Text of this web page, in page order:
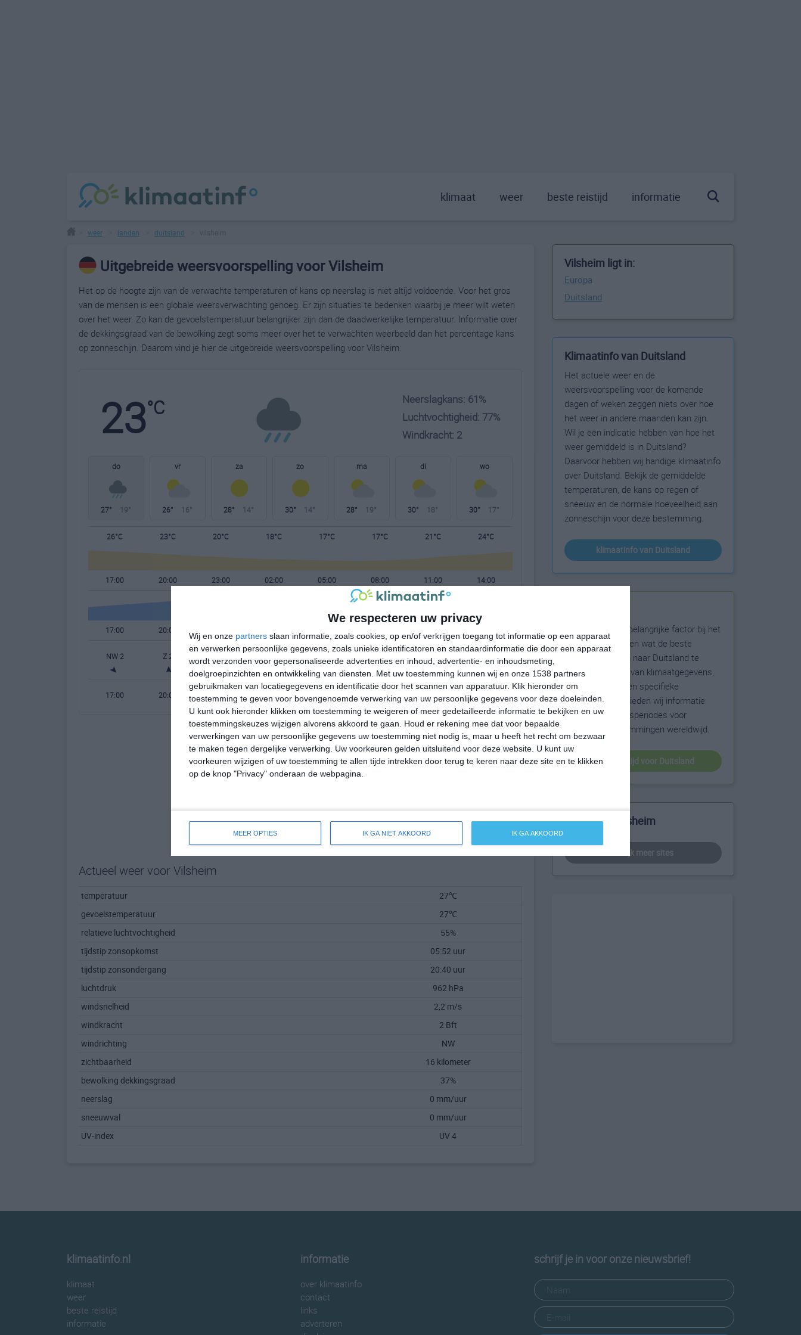
We respecteren uw privacy
Wij en onze partners slaan informatie, zoals cookies, op en/of verkrijgen toegang tot informatie op een apparaat
en verwerken persoonlijke gegevens, zoals unieke identificatoren en standaardinformatie die door een apparaat
wordt verzonden voor gepersonaliseerde advertenties en inhoud, advertentie- en inhoudsmeting,
doelgroepinzichten en ontwikkeling van diensten.
Met uw toestemming kunnen wij en onze 1538 partners
gebruikmaken van locatiegegevens en identificatie door het scannen van apparatuur. Klik hieronder om
toestemming te geven voor bovengenoemde verwerking van uw persoonlijke gegevens voor deze doeleinden.
U kunt ook hieronder klikken om toestemming te weigeren of meer gedetailleerde informatie te bekijken en uw
toestemmingskeuzes wijzigen alvorens akkoord te gaan.
Houd er rekening mee dat voor bepaalde
verwerkingen van uw persoonlijke gegevens uw toestemming niet nodig is, maar u heeft het recht om bezwaar
te maken tegen dergelijke verwerking. Uw voorkeuren gelden uitsluitend voor deze website. U kunt uw
voorkeuren wijzigen of uw toestemming te allen tijde intrekken door terug te keren naar deze site en te klikken
op de knop "Privacy" onderaan de webpagina.
MEER OPTIES IK GA NIET AKKOORD IK GA AKKOORD
klimaat weer beste reistijd informatie
weer landen duitsland
Uitgebreide weersvoorspelling voor Vilsheim
Het op de hoogte zijn van de verwachte temperaturen of kans op neerslag is niet altijd voldoende. Voor het gros
van de mensen is een globale weersverwachting genoeg. Er zijn situaties te bedenken waarbij je meer wilt weten
over het weer. Zo kan de gevoelstemperatuur belangrijker zijn dan de daadwerkelijke temperatuur. Informatie over
de dekkingsgraad van de bewolking zegt soms meer over het te verwachten weerbeeld dan het percentage kans
op zonneschijn. Daarom vind je hier de uitgebreide weersvoorspelling voor Vilsheim.
23°C
Neerslagkans: 61%
Luchtvochtigheid: 77%
Windkracht: 2
do
27° 19°
vr
26° 16°
za
28° 14°
zo
30° 14°
ma
28° 19°
di
30° 18°
wo
30° 17°
26°C 23°C 20°C 18°C 17°C 17°C 21°C 24°C
17:00 20:00 23:00 02:00 05:00 08:00 11:00 14:00
17:00 20:00
NW 2 Z 2 W 1 NW 1 NNW 2
17:00 20:00 23:00 08:00
Actueel weer voor Vilsheim
temperatuur
27℃
gevoelstemperatuur
27℃
relatieve luchtvochtigheid
55%
tijdstip zonsopkomst
05:52 uur
tijdstip zonsondergang
20:40 uur
luchtdruk
962 hPa
windsnelheid
2,2 m/s
windkracht
2 Bft
windrichting
NW
zichtbaarheid
16 kilometer
bewolking dekkingsgraad
37%
neerslag
0 mm/uur
sneeuwval
0 mm/uur
UV-index
UV 4
Vilsheim ligt in:
Europa
Duitsland
Klimaatinfo van Duitsland
Het actuele weer en de
weersvoorspelling voor de komende
dagen of weken zeggen niets over hoe
het weer in andere maanden kan zijn.
Wil je een indicatie hebben van hoe het
weer gemiddeld is in Duitsland?
Daarvoor hebben wij handige klimaatinfo
over Duitsland. Bekijk de gemiddelde
temperaturen, de kans op regen of
sneeuw en de normale hoeveelheid aan
zonneschijn voor deze bestemming.
klimaatinfo van Duitsland
Het weer is een belangrijke factor bij het
reizen. Wil je weten wat de beste
maanden zijn om naar Duitsland te
reizen? Op basis van klimaatgegevens,
weersextremen en specifieke
weerinformatie bieden wij informatie
over de beste reisperiodes voor
duizenden bestemmingen wereldwijd.
beste reistijd voor Duitsland
Meer over Vilsheim
bekijk meer sites
klimaatinfo.nl
klimaat
weer
beste reistijd
informatie
informatie
over klimaatinfo
contact
links
adverteren
schrijf je in voor onze nieuwsbrief!